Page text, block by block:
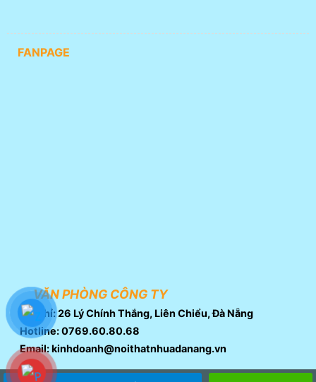
FANPAGE
VĂN PHÒNG CÔNG TY
Địa chỉ: 26 Lý Chính Thắng, Liên Chiểu, Đà Nẵng
Hotline: 0769.60.80.68
Email: kinhdoanh@noithatnhuadanang.vn